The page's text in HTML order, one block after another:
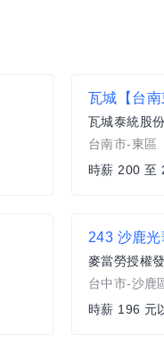
瓦城【台
瓦城泰統股
台南市-東區
時薪 200 至
243 沙鹿
麥當勞授權
台中市-沙鹿
時薪 196 元